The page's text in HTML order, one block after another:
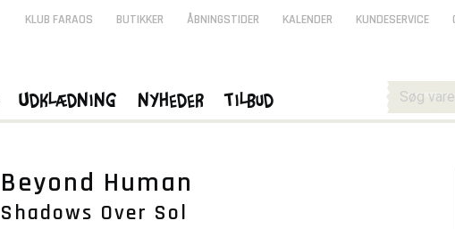
Beyond Human
Shadows Over Sol
KLUB FARAOS BUTIKKER ÅBNINGSTIDER KALENDER KUNDESERVICE
Udklædning Nyheder Tilbud